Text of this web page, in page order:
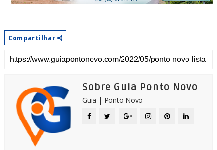
Compartilhar
Sobre Guia Ponto Novo
Guia | Ponto Novo